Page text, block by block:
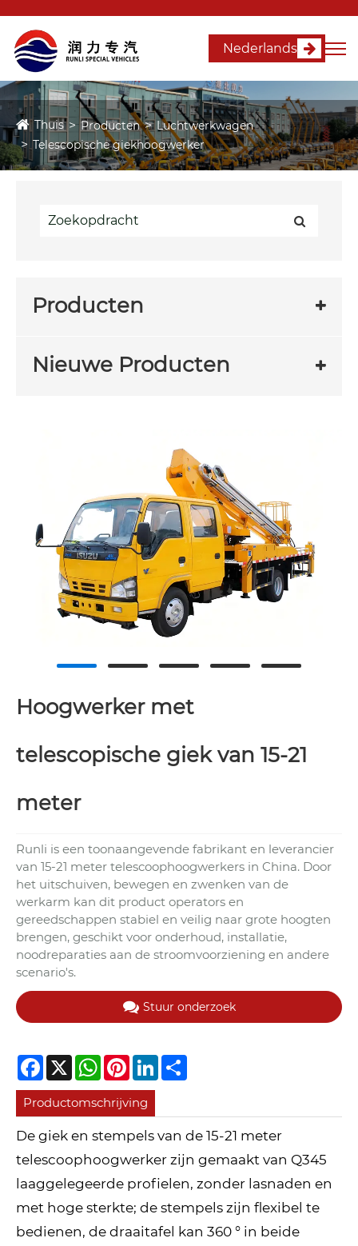
Nederlands
Thuis Producten
Luchtwerkwagen
Telescopische giekhoogwerker
Producten
Nieuwe Producten
Hoogwerker met
telescopische giek van 15-21
meter
Runli is een toonaangevende fabrikant en leverancier
van 15-21 meter telescoophoogwerkers in China. Door
het uitschuiven, bewegen en zwenken van de
werkarm kan dit product operators en
gereedschappen stabiel en veilig naar grote hoogten
brengen, geschikt voor onderhoud, installatie,
noodreparaties aan de stroomvoorziening en andere
scenario's.
Stuur onderzoek
Facebook
X WhatsApp
PinterestLinkedIn
Productomschrijving
De giek en stempels van de 15-21 meter
telescoophoogwerker zijn gemaakt van Q345
laaggelegeerde profielen, zonder lasnaden en
met hoge sterkte; de stempels zijn flexibel te
bedienen, de draaitafel kan 360 ° in beide